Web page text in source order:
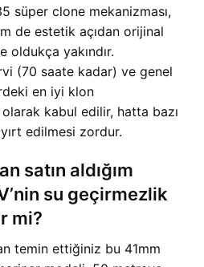
süper clone mekanizması,
de estetik açıdan orijinal
oldukça yakındır.
(70 saate kadar) ve genel
en iyi klon
kabul edilir, hatta bazı
edilmesi zordur.
satın aldığım
su geçirmezlik
mi?
temin ettiğiniz bu 41mm